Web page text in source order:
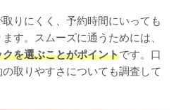
りにくく、予約時間にいっても
す。スムーズに通うためには、
を選ぶことがポイントです。口
取りやすさについても調査して